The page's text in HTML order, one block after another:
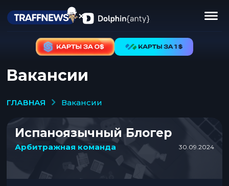
Вакансии
ГЛАВНАЯ вакансии
Испаноязычный Блогер
Арбитражная команда 30.09.2024